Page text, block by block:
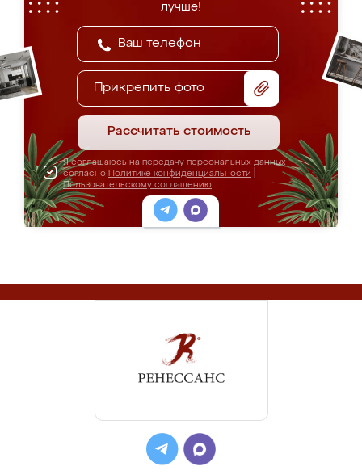
лучше!
Прикрепить фото
Рассчитать стоимость
Я соглашаюсь на передачу персональных данных
согласно Политике конфиденциальности
Пользовательскому соглашению